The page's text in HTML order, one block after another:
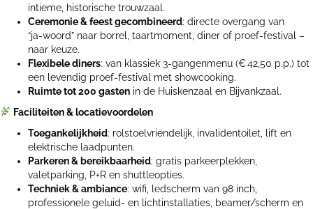
intieme, historische trouwzaal.
Ceremonie & feest gecombineerd: directe overgang van
“ja‑woord” naar borrel, taartmoment, diner of proef‑festival –
naar keuze.
Flexibele diners: van klassiek 3-gangenmenu (€ 42,50 p.p.) tot
een levendig proef-festival met showcooking.
Ruimte tot 200 gasten in de Huiskenzaal en Bijvankzaal.
Faciliteiten & locatievoordelen
Toegankelijkheid: rolstoelvriendelijk, invalidentoilet, lift en
elektrische laadpunten.
Parkeren & bereikbaarheid: gratis parkeerplekken,
valetparking, P+R en shuttleopties.
Techniek & ambiance: wifi, ledscherm van 98 inch,
professionele geluid- en lichtinstallaties, beamer/scherm en